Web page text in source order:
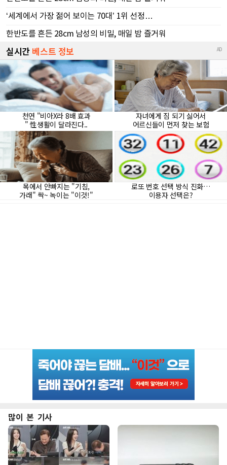
많이 본 기사